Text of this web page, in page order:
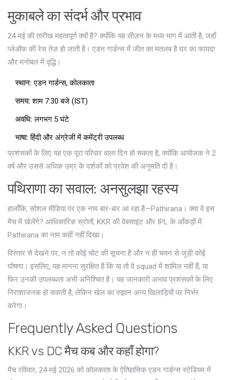
मुकाबले का संदर्भ और प्रभाव
24 मई की तारीख महत्वपूर्ण क्यों है? क्योंकि यह सीज़न के मध्य भाग में आती है, जहाँ
प्लेऑफ की रेस तेज़ हो जाती है। एडन गार्डन्स में जीत का मतलब है घर का फायदा
और मनोबल में वृद्धि।
स्थान: एडन गार्डन्स, कोलकाता
समय: शाम 7:30 बजे (IST)
अवधि: लगभग 5 घंटे
भाषा: हिंदी और अंग्रेजी में कमेंट्री उपलब्ध
प्रशंसकों के लिए यह एक पूरा परिवार वाला दिन हो सकता है, क्योंकि आयोजक ने 2
वर्ष और उससे अधिक उम्र के दर्शकों को प्रवेश की अनुमति दी है।
पथिराणा का सवाल: अनसुलझा रहस्य
हालाँकि, सोशल मीडिया पर एक नाम बार-बार आ रहा है—Pathirana। क्या वे इस
मैच में खेलेंगे? आधिकारिक स्रोतों, KKR की वेबसाइट और IPL के आँकड़ों में
Pathirana का नाम कहीं नहीं दिखा।
विस्तार से देखने पर, न तो कोई चोट की सूचना है और न ही चयन से जुड़ी कोई
घोषणा। इसलिए, यह मानना सुरक्षित है कि या तो वे squad में शामिल नहीं हैं, या
फिर उनकी उपलब्धता अभी अनिश्चित है। यह जानकारी अभाव प्रशंसकों के लिए
निराशाजनक हो सकती है, लेकिन खेल का रुझान अन्य खिलाड़ियों पर निर्भर
करेगा।
Frequently Asked Questions
KKR vs DC मैच कब और कहाँ होगा?
मैच रविवार, 24 मई 2026 को कोलकाता के ऐतिहासिक एडन गार्डन्स स्टेडियम में